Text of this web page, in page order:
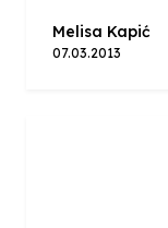
Melisa Kapić
07.03.2013